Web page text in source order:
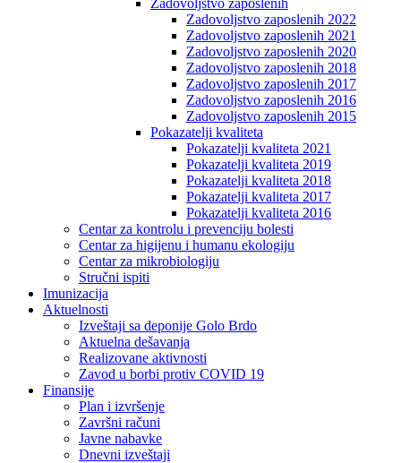
Zadovoljstvo zaposlenih
Zadovoljstvo zaposlenih 2022
Zadovoljstvo zaposlenih 2021
Zadovoljstvo zaposlenih 2020
Zadovoljstvo zaposlenih 2018
Zadovoljstvo zaposlenih 2017
Zadovoljstvo zaposlenih 2016
Zadovoljstvo zaposlenih 2015
Pokazatelji kvaliteta
Pokazatelji kvaliteta 2021
Pokazatelji kvaliteta 2019
Pokazatelji kvaliteta 2018
Pokazatelji kvaliteta 2017
Pokazatelji kvaliteta 2016
Centar za kontrolu i prevenciju bolesti
Centar za higijenu i humanu ekologiju
Centar za mikrobiologiju
Stručni ispiti
Imunizacija
Aktuelnosti
Izveštaji sa deponije Golo Brdo
Aktuelna dešavanja
Realizovane aktivnosti
Zavod u borbi protiv COVID 19
Finansije
Plan i izvršenje
Završni računi
Javne nabavke
Dnevni izveštaji